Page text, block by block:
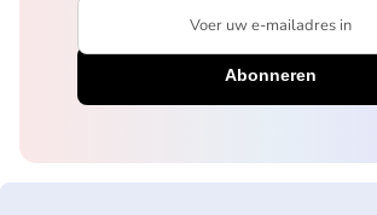
Voer uw e-mailadres in